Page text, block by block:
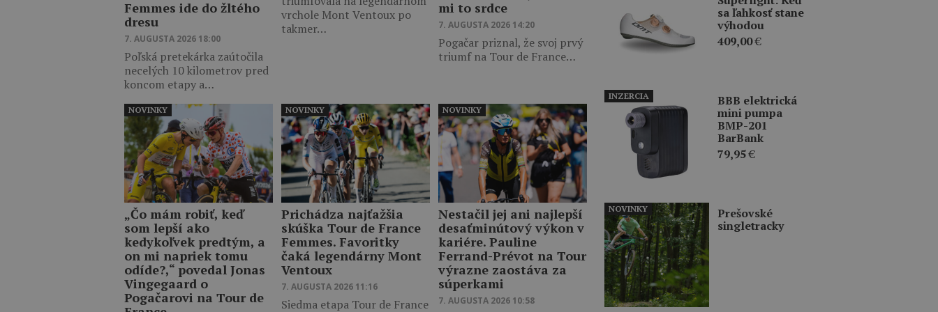
Femmes ide do žltého
dresu
7. AUGUSTA 2026 18:00
Poľská pretekárka zaútočila
necelých 10 kilometrov pred
koncom etapy a…
vrchole Mont Ventoux po
takmer…
mi to srdce
7. AUGUSTA 2026 14:20
Pogačar priznal, že svoj prvý
triumf na Tour de France…
„Čo mám robiť, keď
som lepší ako
kedykoľvek predtým, a
on mi napriek tomu
odíde?,“ povedal Jonas
Vingegaard o
Pogačarovi na Tour de
NOVINKY
Prichádza najťažšia
skúška Tour de France
Femmes. Favoritky
čaká legendárny Mont
Ventoux
7. AUGUSTA 2026 11:16
Siedma etapa Tour de France
NOVINKY
Nestačil jej ani najlepší
desaťminútový výkon v
kariére. Pauline
Ferrand-Prévot na Tour
výrazne zaostáva za
súperkami
7. AUGUSTA 2026 10:58
NOVINKY
sa ľahkosť stane
výhodou
409,00€
BBB elektrická
mini pumpa
BMP-201
BarBank
79,95€
INZERCIA
Prešovské
singletracky
NOVINKY